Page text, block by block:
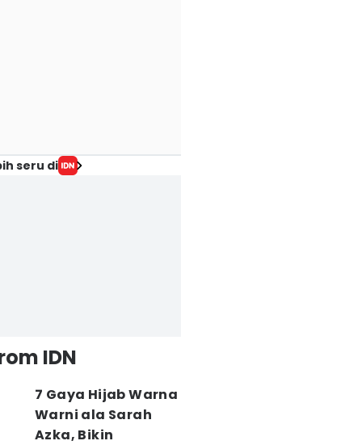
seru di
IDN
7 Gaya Hijab Warna
Warni ala Sarah
Azka, Bikin